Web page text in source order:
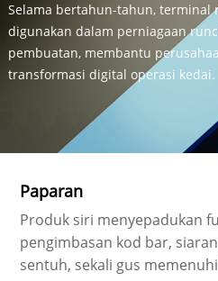
Selama bertahun-tahun, terminal
digunakan dalam perniagaan
pembuatan, membantu
transformasi digital operasi kedai.
Paparan
Produk siri menyepadukan
pengimbasan kod bar,
sentuh, sekali gus